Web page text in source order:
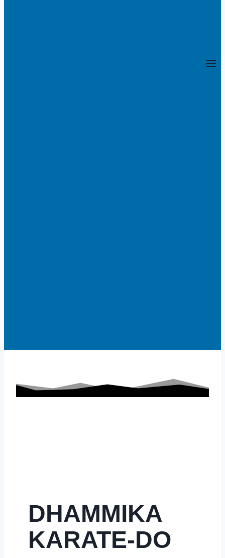
DHAMMIKA
KARATE-DO